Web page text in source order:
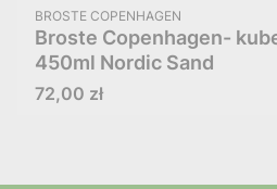
PRODUCENT
BROSTE COPENHAGEN
Broste Copenhagen-
450ml Nordic Sand
Cena
72,00 zł